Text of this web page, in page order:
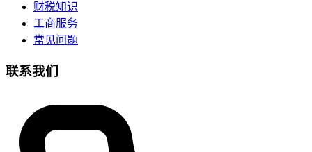
财税知识
工商服务
常见问题
联系我们